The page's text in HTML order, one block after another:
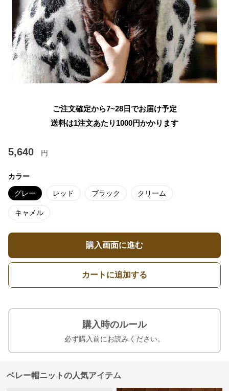
ご注文確定から7~28日でお届け予定
送料は1注文あたり 1000円かかります
5,640 円
カラー
グレー レッド ブラック クリーム
キャメル
購入画面に進む
カートに追加する
購入時のルール
必ず購入前にお読みください。
ベレー帽ニットの人気アイテム